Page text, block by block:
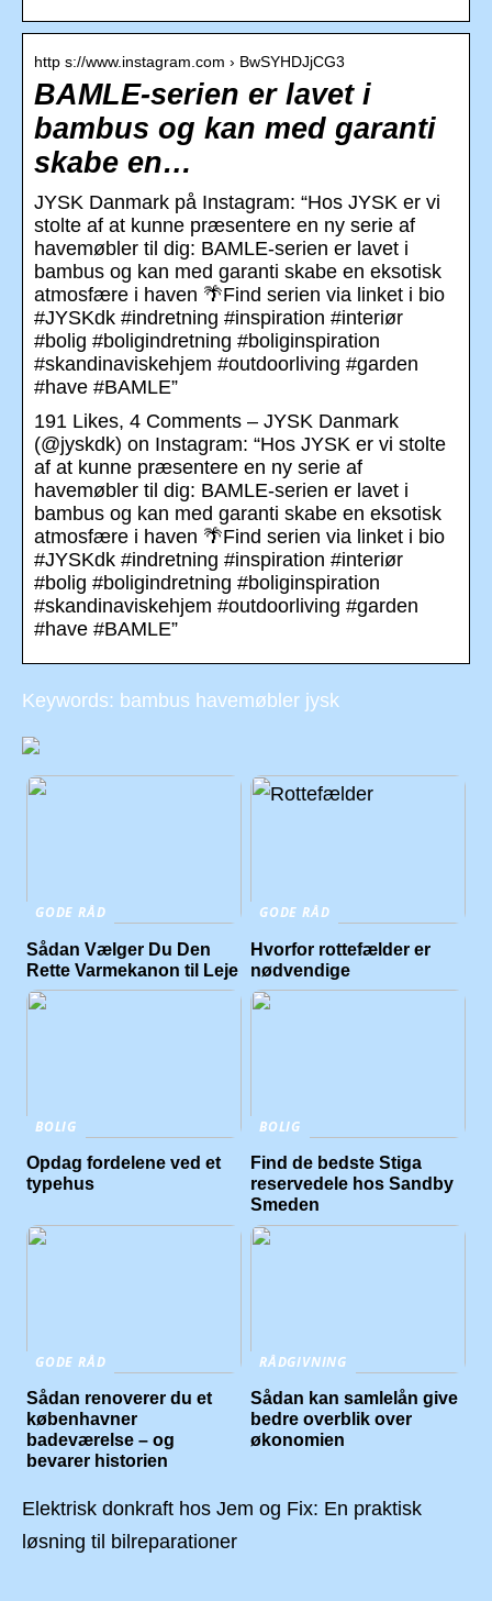
http s://www.instagram.com › BwSYHDJjCG3
BAMLE-serien er lavet i
bambus og kan med garanti
skabe en…
JYSK Danmark på Instagram: “Hos JYSK er vi
stolte af at kunne præsentere en ny serie af
havemøbler til dig: BAMLE-serien er lavet i
bambus og kan med garanti skabe en eksotisk
atmosfære i haven 🌴Find serien via linket i bio
#JYSKdk #indretning #inspiration #interiør
#bolig #boligindretning #boliginspiration
#skandinaviskehjem #outdoorliving #garden
#have #BAMLE”
191 Likes, 4 Comments – JYSK Danmark
(@jyskdk) on Instagram: “Hos JYSK er vi stolte
af at kunne præsentere en ny serie af
havemøbler til dig: BAMLE-serien er lavet i
bambus og kan med garanti skabe en eksotisk
atmosfære i haven 🌴Find serien via linket i bio
#JYSKdk #indretning #inspiration #interiør
#bolig #boligindretning #boliginspiration
#skandinaviskehjem #outdoorliving #garden
#have #BAMLE”
Keywords: bambus havemøbler jysk
GODE RÅD
Sådan Vælger Du Den
Rette Varmekanon til Leje
GODE RÅD
Hvorfor rottefælder er
nødvendige
BOLIG
Opdag fordelene ved et
typehus
BOLIG
Find de bedste Stiga
reservedele hos Sandby
Smeden
GODE RÅD
Sådan renoverer du et
københavner
badeværelse – og
bevarer historien
RÅDGIVNING
Sådan kan samlelån give
bedre overblik over
økonomien
Elektrisk donkraft hos Jem og Fix: En praktisk
løsning til bilreparationer